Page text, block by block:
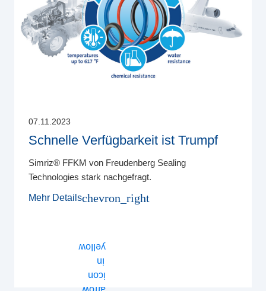
07.11.2023
Schnelle Verfügbarkeit ist Trumpf
Simriz® FFKM von Freudenberg Sealing
Technologies stark nachgefragt.
Mehr Detailschevron_right